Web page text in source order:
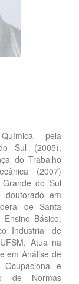
pela
Sul (2005),
do Trabalho
(2007)
do Sul
em
de Santa
Básico,
Industrial de
Atua na
em Análise de
Ocupacional e
de Normas